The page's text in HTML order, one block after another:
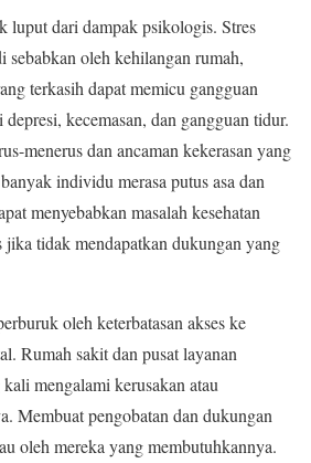
luput dari dampak psikologis. Stres
sebabkan oleh kehilangan rumah,
terkasih dapat memicu gangguan
depresi, kecemasan, dan gangguan tidur.
menerus dan ancaman kekerasan yang
individu merasa putus asa dan
menyebabkan masalah kesehatan
jika tidak mendapatkan dukungan yang
oleh keterbatasan akses ke
Rumah sakit dan pusat layanan
mengalami kerusakan atau
Membuat pengobatan dan dukungan
oleh mereka yang membutuhkannya.